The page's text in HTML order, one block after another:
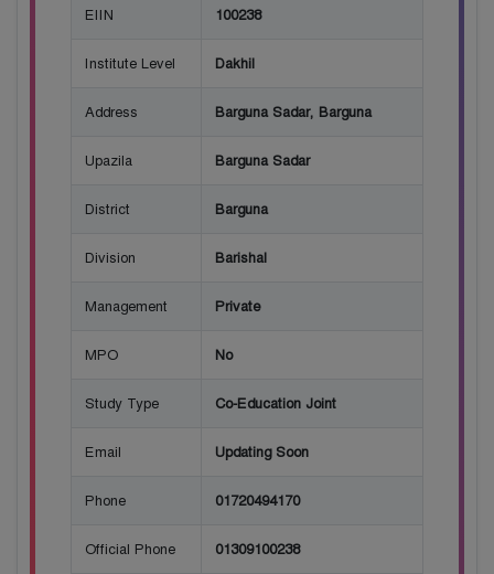
EIIN 100238
Institute Level Dakhil
Address Barguna Sadar, Barguna
Upazila Barguna Sadar
District Barguna
Division Barishal
Management Private
MPO No
Study Type Co-Education Joint
Email Updating Soon
Phone 01720494170
Official Phone 01309100238